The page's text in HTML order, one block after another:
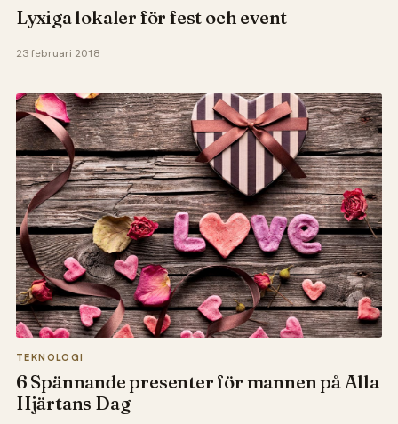
Lyxiga lokaler för fest och event
23 februari 2018
TEKNOLOGI
6 Spännande presenter för mannen på Alla
Hjärtans Dag